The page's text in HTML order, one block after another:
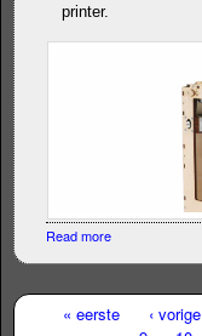
printer.
Read more
« eerste ‹ vorige